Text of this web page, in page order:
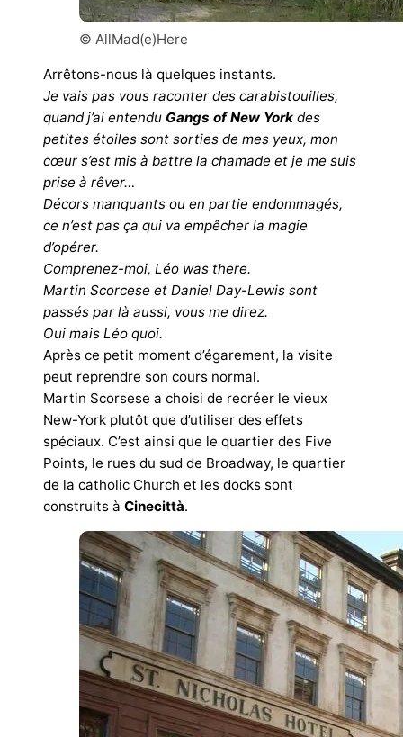
© AllMad(e)Here
Arrêtons-nous là quelques instants.
Je vais pas vous raconter des carabistouilles,
quand j’ai entendu Gangs of New York des
petites étoiles sont sorties de mes yeux, mon
cœur s’est mis à battre la chamade et je me suis
prise à rêver…
Décors manquants ou en partie endommagés,
ce n’est pas ça qui va empêcher la magie
d’opérer.
Comprenez-moi, Léo was there.
Martin Scorcese et Daniel Day-Lewis sont
passés par là aussi, vous me direz.
Oui mais Léo quoi.
Après ce petit moment d’égarement, la visite
peut reprendre son cours normal.
Martin Scorsese a choisi de recréer le vieux
New-York plutôt que d’utiliser des effets
spéciaux. C’est ainsi que le quartier des Five
Points, le rues du sud de Broadway, le quartier
de la catholic Church et les docks sont
construits à Cinecittà.